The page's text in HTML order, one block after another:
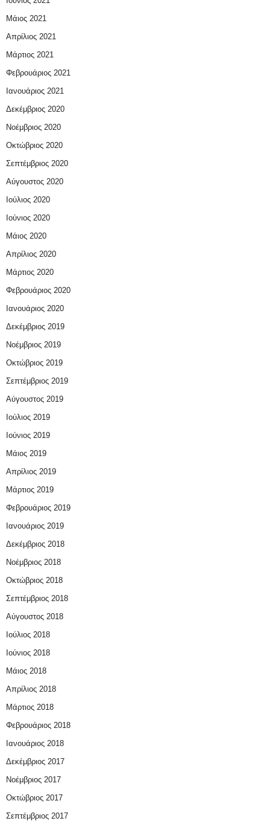
Μάιος 2021
Απρίλιος 2021
Μάρτιος 2021
Φεβρουάριος 2021
Ιανουάριος 2021
Δεκέμβριος 2020
Νοέμβριος 2020
Οκτώβριος 2020
Σεπτέμβριος 2020
Αύγουστος 2020
Ιούλιος 2020
Ιούνιος 2020
Μάιος 2020
Απρίλιος 2020
Μάρτιος 2020
Φεβρουάριος 2020
Ιανουάριος 2020
Δεκέμβριος 2019
Νοέμβριος 2019
Οκτώβριος 2019
Σεπτέμβριος 2019
Αύγουστος 2019
Ιούλιος 2019
Ιούνιος 2019
Μάιος 2019
Απρίλιος 2019
Μάρτιος 2019
Φεβρουάριος 2019
Ιανουάριος 2019
Δεκέμβριος 2018
Νοέμβριος 2018
Οκτώβριος 2018
Σεπτέμβριος 2018
Αύγουστος 2018
Ιούλιος 2018
Ιούνιος 2018
Μάιος 2018
Απρίλιος 2018
Μάρτιος 2018
Φεβρουάριος 2018
Ιανουάριος 2018
Δεκέμβριος 2017
Νοέμβριος 2017
Οκτώβριος 2017
Σεπτέμβριος 2017